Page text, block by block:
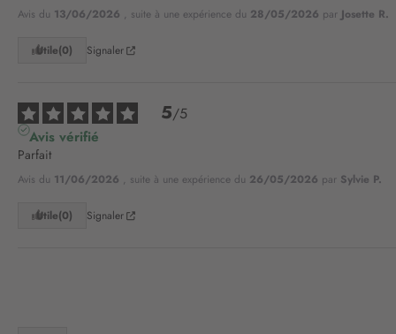
Avis du 13/06/2026 , suite à une expérience du 28/05/2026 par Josette R.
Utile(0) Signaler
5/5
Avis vérifié
Parfait
Avis du 11/06/2026 , suite à une expérience du 26/05/2026 par Sylvie P.
Utile(0) Signaler